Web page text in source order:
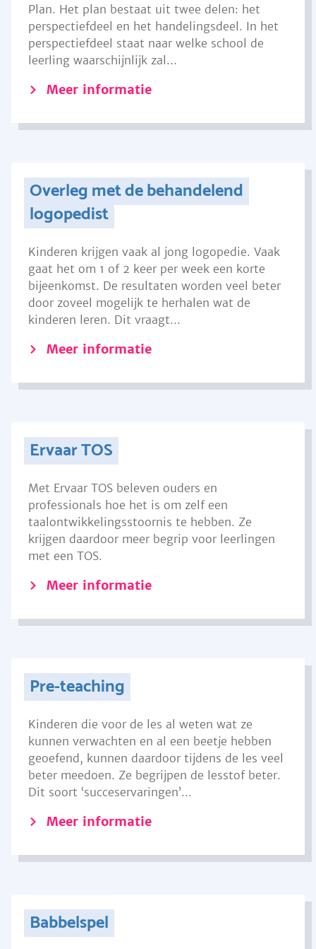
Plan. Het plan bestaat uit twee delen: het
perspectiefdeel en het handelingsdeel. In het
perspectiefdeel staat naar welke school de
leerling waarschijnlijk zal...
Meer informatie
Overleg met de behandelend
logopedist
Kinderen krijgen vaak al jong logopedie. Vaak
gaat het om 1 of 2 keer per week een korte
bijeenkomst. De resultaten worden veel beter
door zoveel mogelijk te herhalen wat de
kinderen leren. Dit vraagt...
Meer informatie
Ervaar TOS
Met Ervaar TOS beleven ouders en
professionals hoe het is om zelf een
taalontwikkelingsstoornis te hebben. Ze
krijgen daardoor meer begrip voor leerlingen
met een TOS.
Meer informatie
Pre-teaching
Kinderen die voor de les al weten wat ze
kunnen verwachten en al een beetje hebben
geoefend, kunnen daardoor tijdens de les veel
beter meedoen. Ze begrijpen de lesstof beter.
Dit soort ‘succeservaringen’...
Meer informatie
Babbelspel